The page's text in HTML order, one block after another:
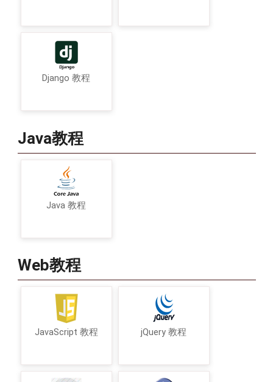
Django 教程
Java教程
Java 教程
Web教程
JavaScript 教程 jQuery 教程